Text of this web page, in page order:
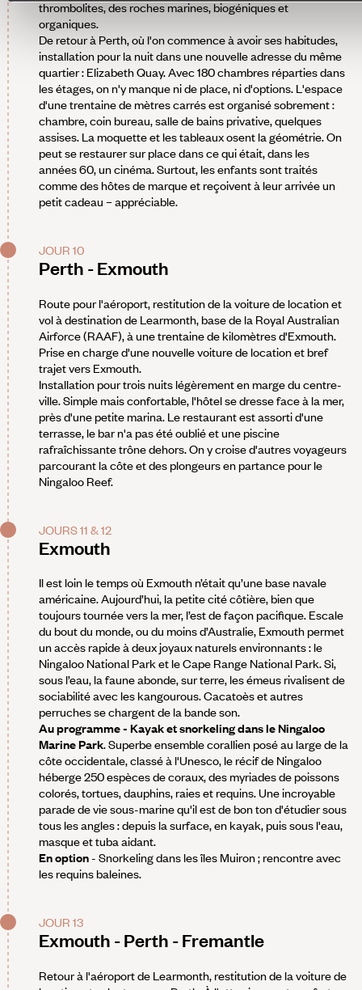
thrombolites, des roches marines, biogéniques et
organiques.
De retour à Perth, où l'on commence à avoir ses habitudes,
installation pour la nuit dans une nouvelle adresse du même
quartier : Elizabeth Quay. Avec 180 chambres réparties dans
les étages, on n'y manque ni de place, ni d'options. L'espace
d'une trentaine de mètres carrés est organisé sobrement :
chambre, coin bureau, salle de bains privative, quelques
assises. La moquette et les tableaux osent la géométrie. On
peut se restaurer sur place dans ce qui était, dans les
années 60, un cinéma. Surtout, les enfants sont traités
comme des hôtes de marque et reçoivent à leur arrivée un
petit cadeau – appréciable.
JOUR 10
Perth - Exmouth
Route pour l'aéroport, restitution de la voiture de location et
vol à destination de Learmonth, base de la Royal Australian
Airforce (RAAF), à une trentaine de kilomètres d'Exmouth.
Prise en charge d'une nouvelle voiture de location et bref
trajet vers Exmouth.
Installation pour trois nuits légèrement en marge du centre-
ville. Simple mais confortable, l'hôtel se dresse face à la mer,
près d'une petite marina. Le restaurant est assorti d'une
terrasse, le bar n'a pas été oublié et une piscine
rafraîchissante trône dehors. On y croise d'autres voyageurs
parcourant la côte et des plongeurs en partance pour le
Ningaloo Reef.
JOURS 11 & 12
Exmouth
Il est loin le temps où Exmouth n’était qu’une base navale
américaine. Aujourd’hui, la petite cité côtière, bien que
toujours tournée vers la mer, l’est de façon pacifique. Escale
du bout du monde, ou du moins d’Australie, Exmouth permet
un accès rapide à deux joyaux naturels environnants : le
Ningaloo National Park et le Cape Range National Park. Si,
sous l’eau, la faune abonde, sur terre, les émeus rivalisent de
sociabilité avec les kangourous. Cacatoès et autres
perruches se chargent de la bande son.
Au programme - Kayak et snorkeling dans le Ningaloo
Marine Park. Superbe ensemble corallien posé au large de la
côte occidentale, classé à l'Unesco, le récif de Ningaloo
héberge 250 espèces de coraux, des myriades de poissons
colorés, tortues, dauphins, raies et requins. Une incroyable
parade de vie sous-marine qu'il est de bon ton d'étudier sous
tous les angles : depuis la surface, en kayak, puis sous l'eau,
masque et tuba aidant.
En option- Snorkeling dans les îles Muiron ; rencontre avec
les requins baleines.
JOUR 13
Exmouth - Perth - Fremantle
Retour à l'aéroport de Learmonth, restitution de la voiture de